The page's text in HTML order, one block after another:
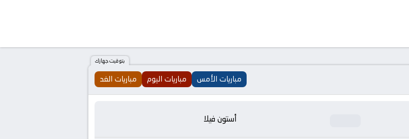
بتوقيت جهازك
مباريات الأمس مباريات اليوم مباريات الغد
أستون فيلا